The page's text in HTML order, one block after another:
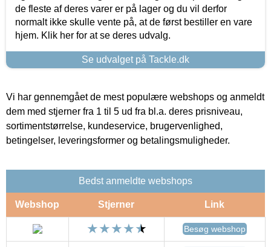
de fleste af deres varer er på lager og du vil derfor
normalt ikke skulle vente på, at de først bestiller en vare
hjem. Klik her for at se deres udvalg.
Se udvalget på Tackle.dk
Vi har gennemgået de mest populære webshops og anmeldt
dem med stjerner fra 1 til 5 ud fra bl.a. deres prisniveau,
sortimentstørrelse, kundeservice, brugervenlighed,
betingelser, leveringsformer og betalingsmuligheder.
Bedst anmeldte webshops
Webshop Stjerner Link
Besøg webshop